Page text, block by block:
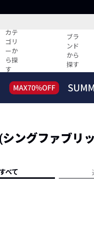
カテ
ゴリ
ーか
ら探
す
ブラ
ンド
から
探す
すべての記事
ーデ紹介
HOTなコーデ
人気記事ラン
シングファブリ
すべて